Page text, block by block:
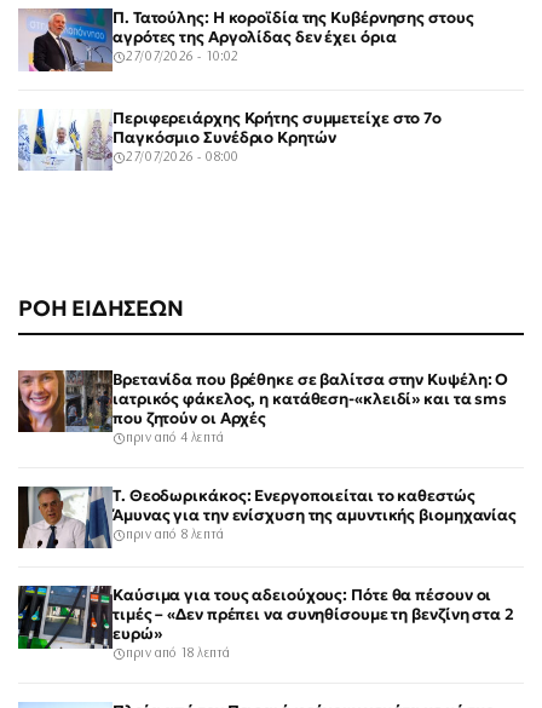
ΡΟΗ ΕΙΔΗΣΕΩΝ
Βρετανίδα που βρέθηκε σε βαλίτσα στην Κυψέλη: Ο
ιατρικός φάκελος, η κατάθεση-«κλειδί» και τα sms
που ζητούν οι Αρχές
πριν από 4 λεπτά
Τ. Θεοδωρικάκος: Ενεργοποιείται το καθεστώς
Άμυνας για την ενίσχυση της αμυντικής βιομηχανίας
πριν από 8 λεπτά
Καύσιμα για τους αδειούχους: Πότε θα πέσουν οι
τιμές – «Δεν πρέπει να συνηθίσουμε τη βενζίνη στα 2
ευρώ»
πριν από 18 λεπτά
Π. Τατούλης: Η κοροϊδία της Κυβέρνησης στους
αγρότες της Αργολίδας δεν έχει όρια
27/07/2026 - 10:02
Περιφερειάρχης Κρήτης συμμετείχε στο 7ο
Παγκόσμιο Συνέδριο Κρητών
27/07/2026 - 08:00